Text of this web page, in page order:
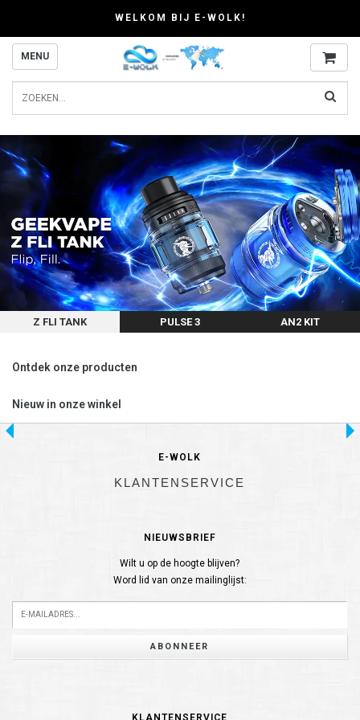
WELKOM BIJ E-WOLK!
MENU
Z FLI TANK PULSE 3 AN2 KIT
Ontdek onze producten
Nieuw in onze winkel
E-WOLK
KLANTENSERVICE
NIEUWSBRIEF
Wilt u op de hoogte blijven?
Word lid van onze mailinglijst:
ABONNEER
KLANTENSERVICE